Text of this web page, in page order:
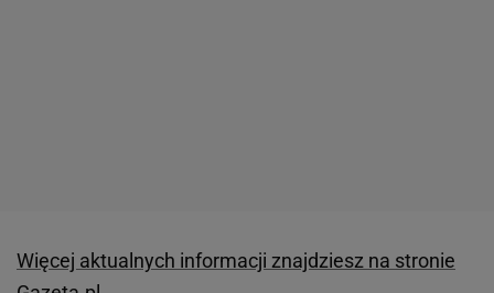
Więcej aktualnych informacji znajdziesz na stronie